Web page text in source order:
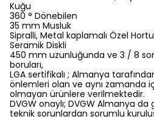
Kuğu
360 ° Dönebilen
35 mm Musluk
Sipralli, Metal kaplamalı Özel
Seramik Diskli
450 mm uzunluğunda ve 3 / 8
boruları,
LGA sertifikalı ; Almanya
önlemleri olan ve aynı zamanda
olmayan ürünlere verilmektedir.
DVGW onaylı; DVGW Almanya
teknik sorunlardan sorumlu